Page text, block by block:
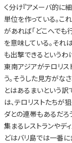
く分け『アメーバ的に
単位を作っている。こ
があれば「どこへでも
を意味している。それ
も出撃できるというわ
東南アジアがテロリス
う。そうした見方がな
とはあるまいという訳
は、テロリストたちが
ダとの連帯もあるだろ
集まるレストランやデ
どはバリ島では一番に